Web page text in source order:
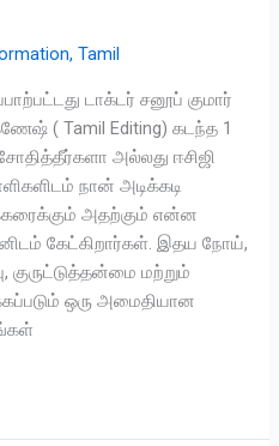
,Tamil
டாக்டர் சனூப் குமார்
( Tamil Editing) கடந்த 1
அல்லது ஈசிஜி
நான் அடிக்கடி
அதற்கும் என்ன
கேட்கிறார்கள். இதய நோய்,
குருட்டுத்தன்மை மற்றும்
ஒரு அமைதியான